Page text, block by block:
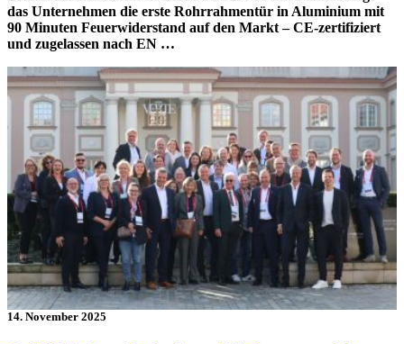
das Unternehmen die erste Rohrrahmentür in Aluminium mit
90 Minuten Feuerwiderstand auf den Markt – CE-zertifiziert
und zugelassen nach EN …
14. November 2025